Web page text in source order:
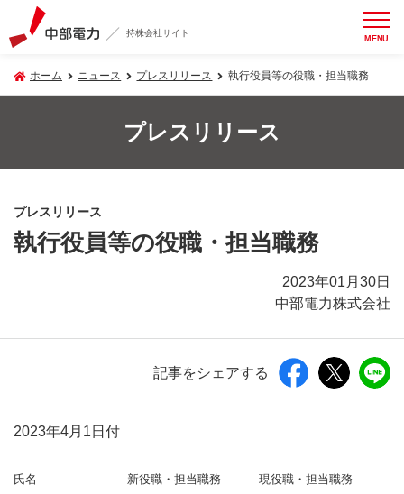
持株会社サイト MENU
ホーム ニュース プレスリリース 執行役員等の役職・担当職務
プレスリリース
プレスリリース
執行役員等の役職・担当職務
2023年01月30日
中部電力株式会社
記事をシェアする
2023年4月1日付
氏名 新役職・担当職務 現役職・担当職務